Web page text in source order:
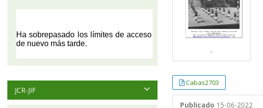
Cabas2703
Publicado 15-06-2022
JCR-JIF